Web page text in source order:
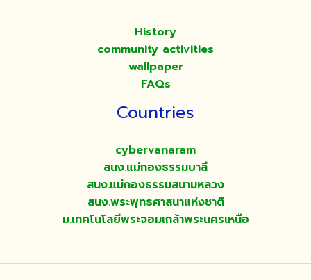
History
community activities
wallpaper
FAQs
Countries
cybervanaram
สนง.แม่กองธรรมบาลี
สนง.แม่กองธรรมสนามหลวง
สนง.พระพุทธศาสนาแห่งชาติ
ม.เทคโนโลยีพระจอมเกล้าพระนครเหนือ